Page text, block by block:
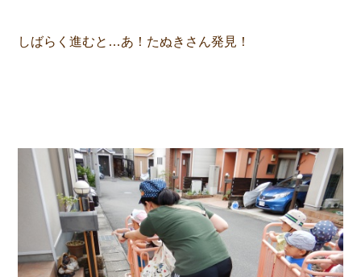
しばらく進むと…あ！たぬきさん発見！